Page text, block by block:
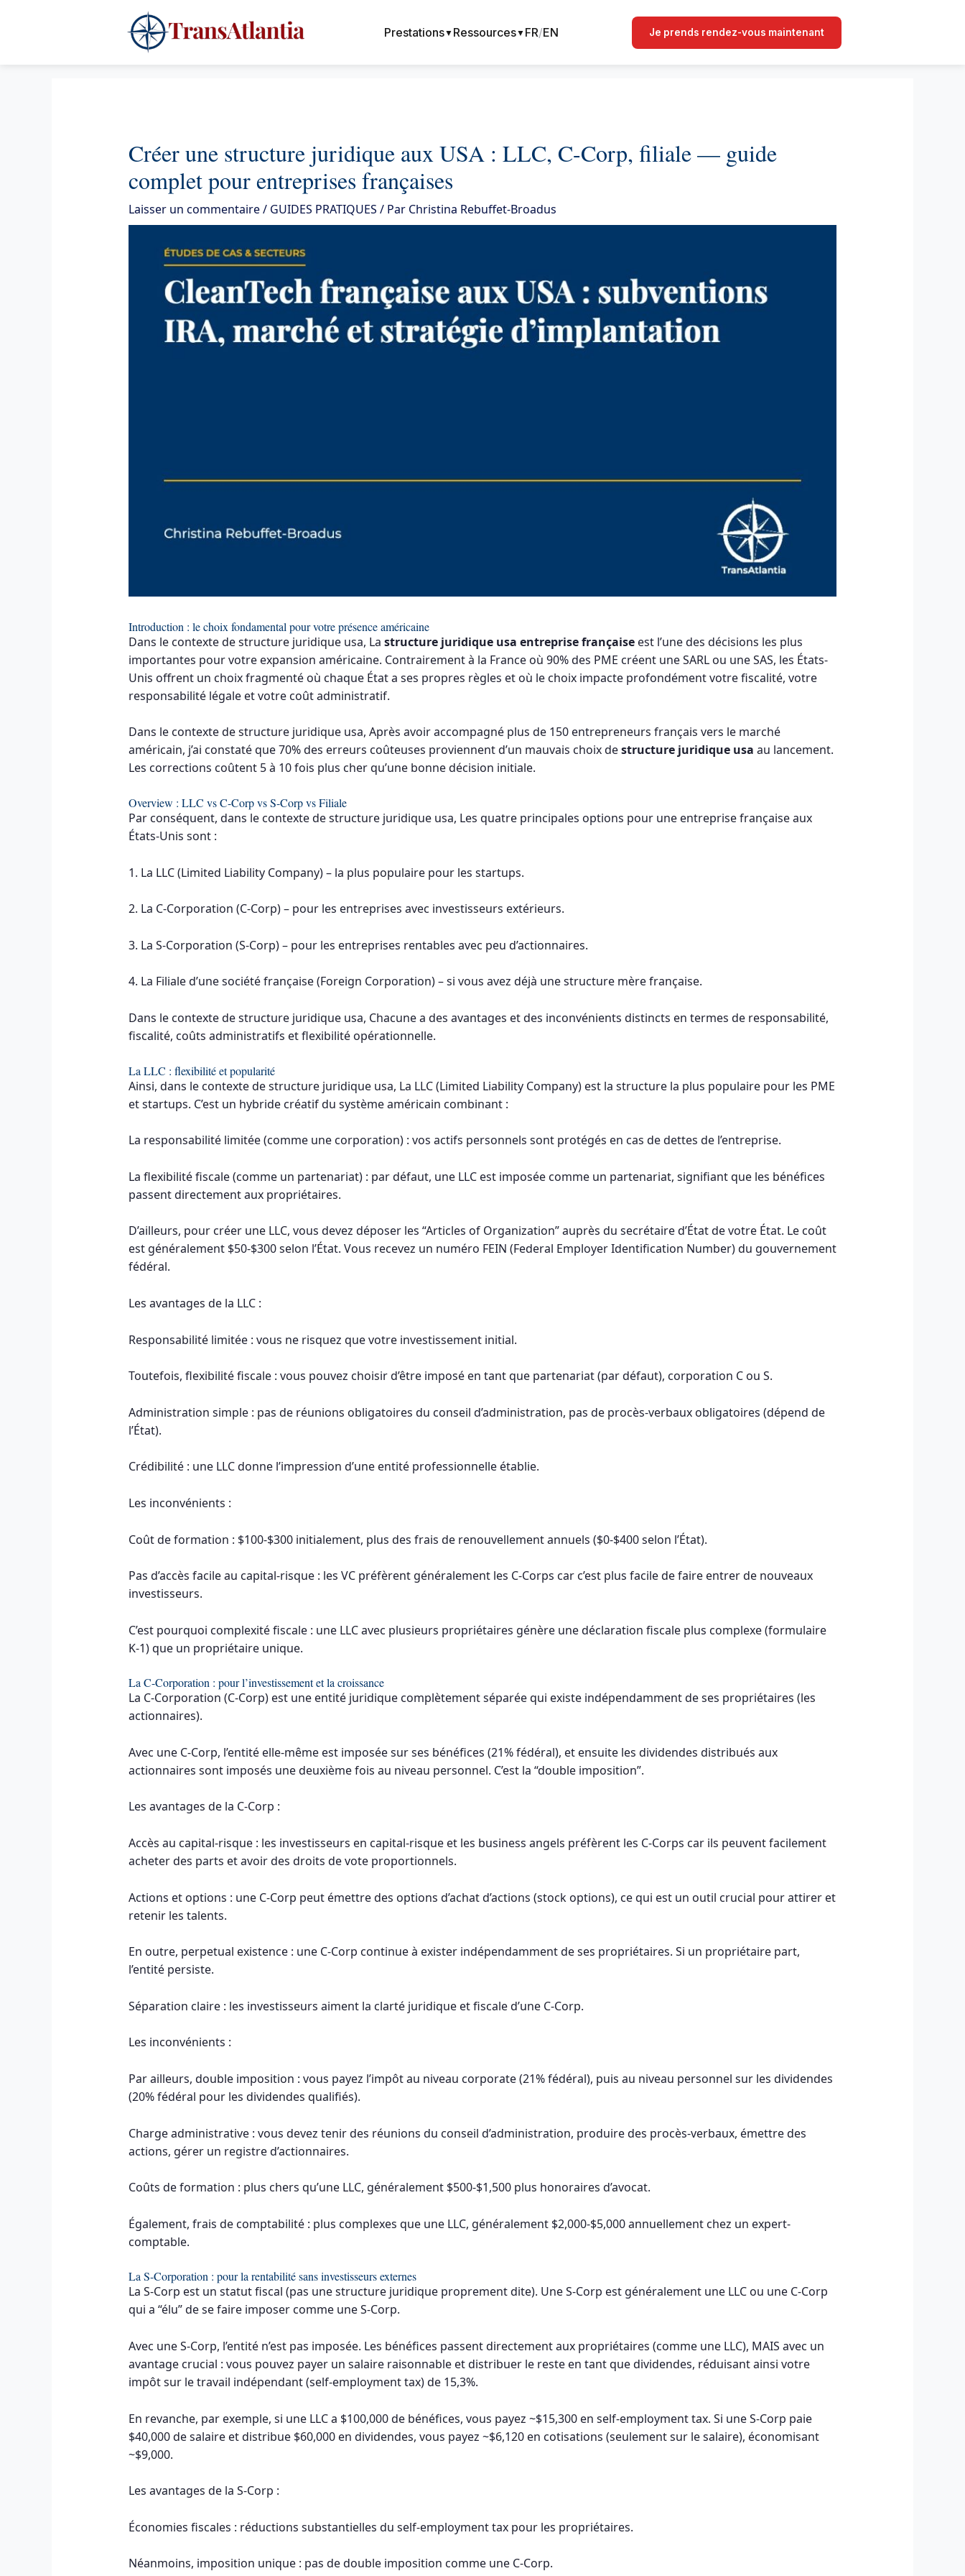
Prestations▼ Ressources▼ FR/EN Je prends rendez-vous maintenant
Créer une structure juridique aux USA : LLC, C-Corp, filiale — guide
complet pour entreprises françaises
Laisser un commentaire/ GUIDES PRATIQUES / Par Christina Rebuffet-Broadus
Introduction : le choix fondamental pour votre présence américaine
Dans le contexte de structure juridique usa, La structure juridique usa entreprise françaiseest l’une des décisions les plus
importantes pour votre expansion américaine. Contrairement à la France où 90% des PME créent une SARL ou une SAS, les États-
Unis offrent un choix fragmenté où chaque État a ses propres règles et où le choix impacte profondément votre fiscalité, votre
responsabilité légale et votre coût administratif.
Dans le contexte de structure juridique usa, Après avoir accompagné plus de 150 entrepreneurs français vers le marché
américain, j’ai constaté que 70% des erreurs coûteuses proviennent d’un mauvais choix destructure juridique usa au lancement.
Les corrections coûtent 5 à 10 fois plus cher qu’une bonne décision initiale.
Overview : LLC vs C-Corp vs S-Corp vs Filiale
Par conséquent, dans le contexte de structure juridique usa, Les quatre principales options pour une entreprise française aux
États-Unis sont :
1. La LLC (Limited Liability Company) – la plus populaire pour les startups.
2. La C-Corporation (C-Corp) – pour les entreprises avec investisseurs extérieurs.
3. La S-Corporation (S-Corp) – pour les entreprises rentables avec peu d’actionnaires.
4. La Filiale d’une société française (Foreign Corporation) – si vous avez déjà une structure mère française.
Dans le contexte de structure juridique usa, Chacune a des avantages et des inconvénients distincts en termes de responsabilité,
fiscalité, coûts administratifs et flexibilité opérationnelle.
La LLC : flexibilité et popularité
Ainsi, dans le contexte de structure juridique usa, La LLC (Limited Liability Company) est la structure la plus populaire pour les PME
et startups. C’est un hybride créatif du système américain combinant :
La responsabilité limitée (comme une corporation) : vos actifs personnels sont protégés en cas de dettes de l’entreprise.
La flexibilité fiscale (comme un partenariat) : par défaut, une LLC est imposée comme un partenariat, signifiant que les bénéfices
passent directement aux propriétaires.
D’ailleurs, pour créer une LLC, vous devez déposer les “Articles of Organization” auprès du secrétaire d’État de votre État. Le coût
est généralement $50-$300 selon l’État. Vous recevez un numéro FEIN (Federal Employer Identification Number) du gouvernement
fédéral.
Les avantages de la LLC :
Responsabilité limitée : vous ne risquez que votre investissement initial.
Toutefois, flexibilité fiscale : vous pouvez choisir d’être imposé en tant que partenariat (par défaut), corporation C ou S.
Administration simple : pas de réunions obligatoires du conseil d’administration, pas de procès-verbaux obligatoires (dépend de
l’État).
Crédibilité : une LLC donne l’impression d’une entité professionnelle établie.
Les inconvénients :
Coût de formation : $100-$300 initialement, plus des frais de renouvellement annuels ($0-$400 selon l’État).
Pas d’accès facile au capital-risque : les VC préfèrent généralement les C-Corps car c’est plus facile de faire entrer de nouveaux
investisseurs.
C’est pourquoi complexité fiscale : une LLC avec plusieurs propriétaires génère une déclaration fiscale plus complexe (formulaire
K-1) que un propriétaire unique.
La C-Corporation : pour l’investissement et la croissance
La C-Corporation (C-Corp) est une entité juridique complètement séparée qui existe indépendamment de ses propriétaires (les
actionnaires).
Avec une C-Corp, l’entité elle-même est imposée sur ses bénéfices (21% fédéral), et ensuite les dividendes distribués aux
actionnaires sont imposés une deuxième fois au niveau personnel. C’est la “double imposition”.
Les avantages de la C-Corp :
Accès au capital-risque : les investisseurs en capital-risque et les business angels préfèrent les C-Corps car ils peuvent facilement
acheter des parts et avoir des droits de vote proportionnels.
Actions et options : une C-Corp peut émettre des options d’achat d’actions (stock options), ce qui est un outil crucial pour attirer et
retenir les talents.
En outre, perpetual existence : une C-Corp continue à exister indépendamment de ses propriétaires. Si un propriétaire part,
l’entité persiste.
Séparation claire : les investisseurs aiment la clarté juridique et fiscale d’une C-Corp.
Les inconvénients :
Par ailleurs, double imposition : vous payez l’impôt au niveau corporate (21% fédéral), puis au niveau personnel sur les dividendes
(20% fédéral pour les dividendes qualifiés).
Charge administrative : vous devez tenir des réunions du conseil d’administration, produire des procès-verbaux, émettre des
actions, gérer un registre d’actionnaires.
Coûts de formation : plus chers qu’une LLC, généralement $500-$1,500 plus honoraires d’avocat.
Également, frais de comptabilité : plus complexes que une LLC, généralement $2,000-$5,000 annuellement chez un expert-
comptable.
La S-Corporation : pour la rentabilité sans investisseurs externes
La S-Corp est un statut fiscal (pas une structure juridique proprement dite). Une S-Corp est généralement une LLC ou une C-Corp
qui a “élu” de se faire imposer comme une S-Corp.
Avec une S-Corp, l’entité n’est pas imposée. Les bénéfices passent directement aux propriétaires (comme une LLC), MAIS avec un
avantage crucial : vous pouvez payer un salaire raisonnable et distribuer le reste en tant que dividendes, réduisant ainsi votre
impôt sur le travail indépendant (self-employment tax) de 15,3%.
En revanche, par exemple, si une LLC a $100,000 de bénéfices, vous payez ~$15,300 en self-employment tax. Si une S-Corp paie
$40,000 de salaire et distribue $60,000 en dividendes, vous payez ~$6,120 en cotisations (seulement sur le salaire), économisant
~$9,000.
Les avantages de la S-Corp :
Économies fiscales : réductions substantielles du self-employment tax pour les propriétaires.
Néanmoins, imposition unique : pas de double imposition comme une C-Corp.